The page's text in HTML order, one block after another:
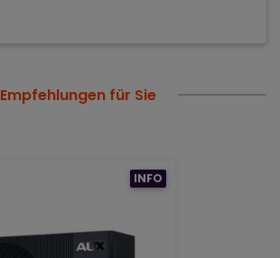
Empfehlungen für Sie
INFO